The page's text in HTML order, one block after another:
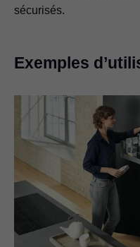
sécurisés.
Exemples